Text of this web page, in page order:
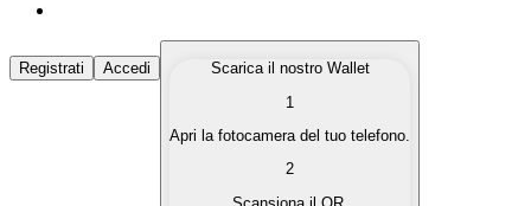
Acquista Criptovalute
Acquista le criptovalute che ti interessano in modo
Converti le tue criptovalute in valuta fiat quando ne hai
Registrati Accedi
Scarica il nostro Wallet
1
Apri la fotocamera del tuo telefono.
2